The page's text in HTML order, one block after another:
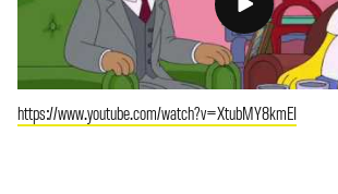
https://www.youtube.com/watch?v=XtubMY8kmEI